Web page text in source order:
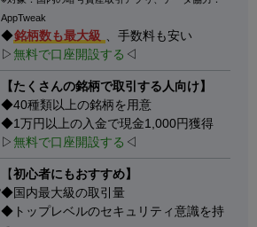
AppTweak
◆銘柄数も最大級 、手数料も安い
▷無料で口座開設する ◁
【たくさんの銘柄で取引する人向け】
◆40種類以上の銘柄を用意
◆1万円以上の入金で現金1,000円獲得
▷無料で口座開設する ◁
【初心者にもおすすめ】
◆国内最大級の取引量
◆トップレベルのセキュリティ意識を持